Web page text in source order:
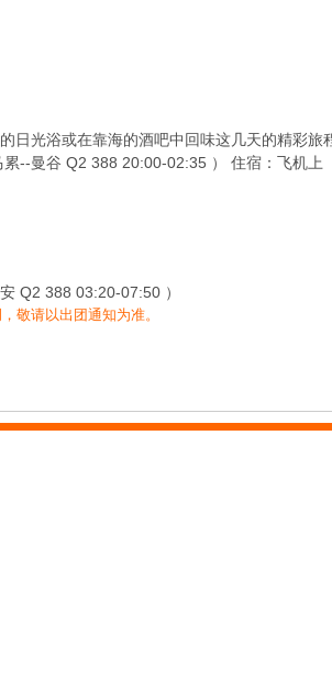
日光浴或在靠海的酒吧中回味这几天的精彩
--曼谷 Q2 388 20:00-02:35 ） 住宿：飞机上
Q2 388 03:20-07:50 ）
敬请以出团通知为准。